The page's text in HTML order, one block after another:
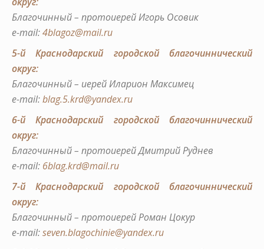
Благочинный – протоиерей Игорь Осовик
е-mail:4blagoz@mail.ru
5-й Краснодарский городской благочиннический
округ:
Благочинный – иерей Иларион Максимец
е-mail:blag.5.krd@yandex.ru
6-й Краснодарский городской благочиннический
округ:
Благочинный – протоиерей Дмитрий Руднев
e-mail: 6blag.krd@mail.ru
7-й Краснодарский городской благочиннический
округ:
Благочинный – протоиерей Роман Цокур
е-mail:seven.blagochinie@yandex.ru